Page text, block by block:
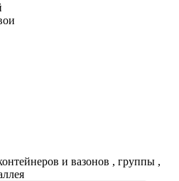
и вазонов , группы ,